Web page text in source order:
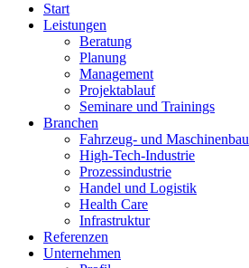
Start
Leistungen
Beratung
Planung
Management
Projektablauf
Seminare und Trainings
Branchen
Fahrzeug- und Maschinenbau
High-Tech-Industrie
Prozessindustrie
Handel und Logistik
Health Care
Infrastruktur
Referenzen
Unternehmen